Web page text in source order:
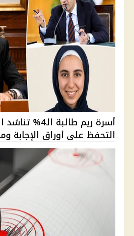
أسرة ريم طالبة
التحفظ على أوراق الإجابة